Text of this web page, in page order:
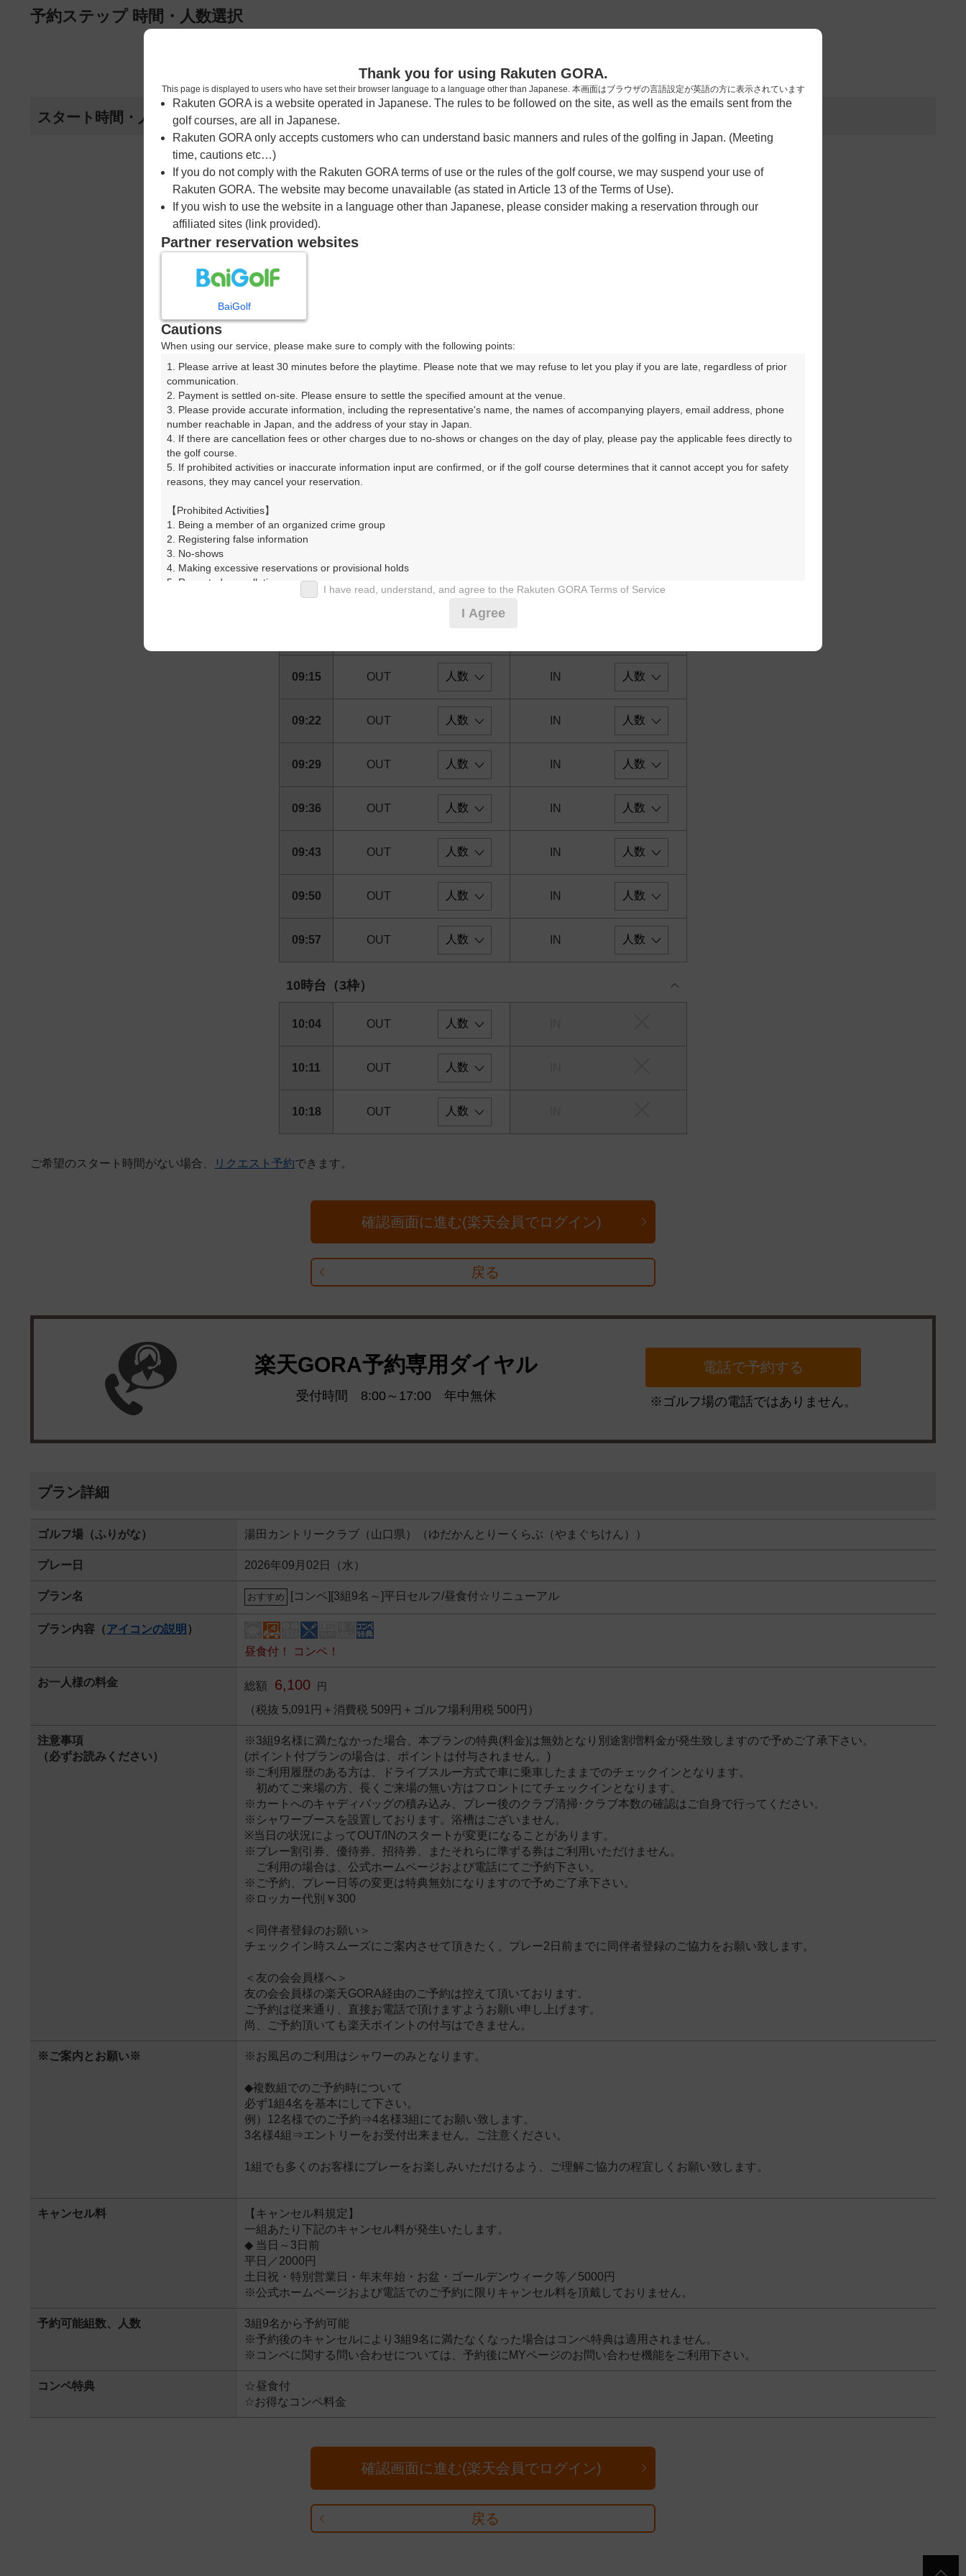
ページの本文へ
予約ステップ 時間・人数選択
確認
スタート時間・人数指定
08:12
08:33 OUT IN
08:40 OUT IN
OUT
OUT IN
09:15 OUT IN
09:22 OUT IN
09:29 OUT IN
09:36 OUT IN
09:43 OUT IN
09:50 OUT IN
09:57 OUT IN
10時台（3枠）
10:04 OUT
10:11 OUT
10:18 OUT
ご希望のスタート時間がない場合、 リクエスト予約できます。
確認画面に進む(楽天会員でログイン)
戻る
楽天GORA予約専用ダイヤル
受付時間 8:00～17:00 年中無休 ※ゴルフ場の電話ではありません。
プラン詳細
ゴルフ場（ふりがな） 湯田カントリークラブ（山口県）（ゆだかんとりーくらぶ（やまぐちけん））
プレー日 2026年09月02日（水）
プラン名 おすすめ [コンペ][3組9名～]平日セルフ/昼食付☆リニューアル
プラン内容（アイコンの説明 ）
昼食付！ コンペ！
お一人様の料金 総額 6,100 円
（税抜 5,091円＋消費税 509円＋ゴルフ場利用税 500円）
注意事項
（必ずお読みください）
※3組9名様に満たなかった場合、本プランの特典(料金)は無効となり別途割増料金が発生致しますので予めご了承下さい。
(ポイント付プランの場合は、ポイントは付与されません。)
※ご利用履歴のある方は、ドライブスルー方式で車に乗車したままでのチェックインとなります。
初めてご来場の方、長くご来場の無い方はフロントにてチェックインとなります。
※カートへのキャディバッグの積み込み、プレー後のクラブ清掃･クラブ本数の確認はご自身で行ってください。
※シャワーブースを設置しております。浴槽はございません。
※当日の状況によってOUT/INのスタートが変更になることがあります。
※プレー割引券、優待券、招待券、またそれらに準ずる券はご利用いただけません。
ご利用の場合は、公式ホームページおよび電話にてご予約下さい。
※ご予約、プレー日等の変更は特典無効になりますので予めご了承下さい。
※ロッカー代別￥300
＜同伴者登録のお願い＞
チェックイン時スムーズにご案内させて頂きたく、プレー2日前までに同伴者登録のご協力をお願い致します。
＜友の会会員様へ＞
友の会会員様の楽天GORA経由のご予約は控えて頂いております。
ご予約は従来通り、直接お電話で頂けますようお願い申し上げます。
尚、ご予約頂いても楽天ポイントの付与はできません。
※ご案内とお願い※ ※お風呂のご利用はシャワーのみとなります。
◆複数組でのご予約時について
必ず1組4名を基本にして下さい。
例）12名様でのご予約⇒4名様3組にてお願い致します。
3名様4組⇒エントリーをお受付出来ません。ご注意ください。
1組でも多くのお客様にプレーをお楽しみいただけるよう、ご理解ご協力の程宜しくお願い致します。
キャンセル料
【キャンセル料規定】
一組あたり下記のキャンセル料が発生いたします。
◆ 当日～3日前
平日／2000円
土日祝・特別営業日・年末年始・お盆・ゴールデンウィーク等／5000円
※公式ホームページおよび電話でのご予約に限りキャンセル料を頂戴しておりません。
予約可能組数、人数
3組9名から予約可能
※予約後のキャンセルにより3組9名に満たなくなった場合はコンペ特典は適用されません。
※コンペに関する問い合わせについては、予約後にMYページのお問い合わせ機能をご利用下さい。
コンペ特典
☆昼食付
☆お得なコンペ料金
確認画面に進む(楽天会員でログイン)
戻る
Thank you for using Rakuten GORA.
This page is displayed to users who have set their browser language to a language other than Japanese. 本画面はブラウザの言語設定が英語の方に表示されています
Rakuten GORA is a website operated in Japanese. The rules to be followed on the site, as well as the emails sent from the
golf courses, are all in Japanese.
Rakuten GORA only accepts customers who can understand basic manners and rules of the golfing in Japan. (Meeting
time, cautions etc…)
If you do not comply with the Rakuten GORA terms of use or the rules of the golf course, we may suspend your use of
Rakuten GORA. The website may become unavailable (as stated in Article 13 of the Terms of Use).
If you wish to use the website in a language other than Japanese, please consider making a reservation through our
affiliated sites (link provided).
Partner reservation websites
BaiGolf
Cautions
When using our service, please make sure to comply with the following points:
1. Please arrive at least 30 minutes before the playtime. Please note that we may refuse to let you play if you are late, regardless of prior
communication.
2. Payment is settled on-site. Please ensure to settle the specified amount at the venue.
3. Please provide accurate information, including the representative's name, the names of accompanying players, email address, phone
number reachable in Japan, and the address of your stay in Japan.
4. If there are cancellation fees or other charges due to no-shows or changes on the day of play, please pay the applicable fees directly to
the golf course.
5. If prohibited activities or inaccurate information input are confirmed, or if the golf course determines that it cannot accept you for safety
reasons, they may cancel your reservation.
【Prohibited Activities】
1. Being a member of an organized crime group
2. Registering false information
3. No-shows
4. Making excessive reservations or provisional holds
5. Repeated cancellations
6. Violating laws and regulations
7. Causing inconvenience to others during play (e.g., delaying play, ignoring rules, manners, or warnings)
We appreciate your understanding and cooperation regarding the above points.
I have read, understand, and agree to the Rakuten GORA Terms of Service
I Agree